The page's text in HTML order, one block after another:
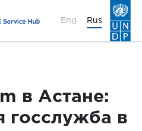
Eng Rus
в Астане:
госслужба в